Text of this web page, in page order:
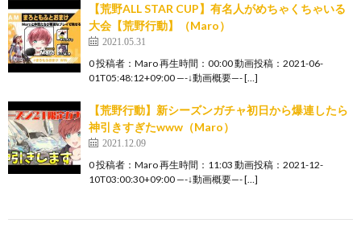
【荒野ALL STAR CUP】有名人がめちゃくちゃいる
大会【荒野行動】（Maro）
2021.05.31
0 投稿者：Maro 再生時間：00:00 動画投稿：2021-06-
01T05:48:12+09:00 —-↓動画概要—- […]
【荒野行動】新シーズンガチャ初日から爆連したら
神引きすぎたwww（Maro）
2021.12.09
0 投稿者：Maro 再生時間：11:03 動画投稿：2021-12-
10T03:00:30+09:00 —-↓動画概要—- […]